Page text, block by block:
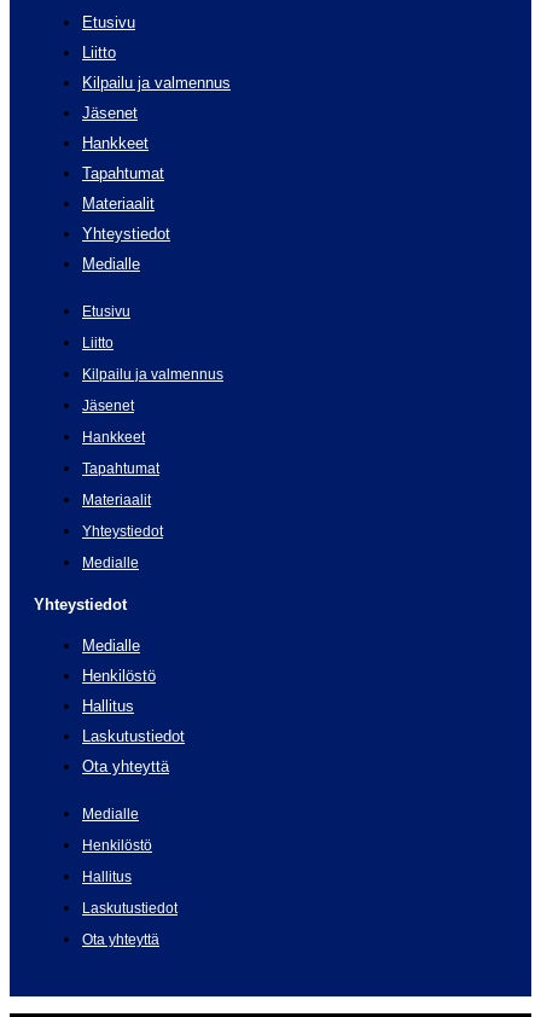
Etusivu
Liitto
Kilpailu ja valmennus
Jäsenet
Hankkeet
Tapahtumat
Materiaalit
Yhteystiedot
Medialle
Etusivu
Liitto
Kilpailu ja valmennus
Jäsenet
Hankkeet
Tapahtumat
Materiaalit
Yhteystiedot
Medialle
Yhteystiedot
Medialle
Henkilöstö
Hallitus
Laskutustiedot
Ota yhteyttä
Medialle
Henkilöstö
Hallitus
Laskutustiedot
Ota yhteyttä